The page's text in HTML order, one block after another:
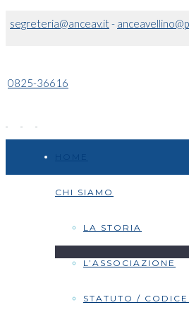
segreteria@anceav.it-
0825-36616
CHI SIAMO
LA STORIA
L’ASSOCIAZIONE
STATUTO /